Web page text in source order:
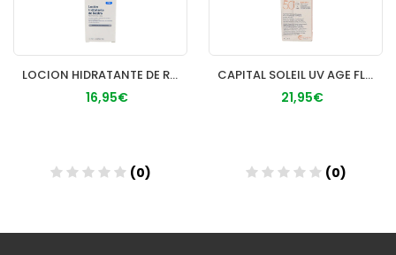
LOCION HIDRATANTE DE ROSTRO PIEL NORMAL CERAVE 1 ENVASE 52 M
16,95€
(0)
CAPITAL SOLEIL UV AGE FLUIDO SPF 50+ 1 FRASCO 50 ml
21,95€
(0)